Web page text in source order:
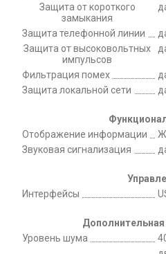
Защита от короткого
замыкания
Защита телефонной линии
Защита от высоковольтных
импульсов
Фильтрация помех
Защита локальной сети
Отображение информации
Звуковая сигнализация
Интерфейсы
Уровень шума